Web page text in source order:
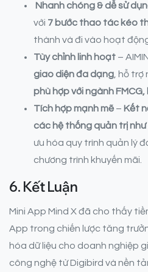
Nhanh chóng & dễ sử
với 7 bước thao tác kéo
thành và đi vào hoạt
Tùy chỉnh linh hoạt –
giao diện đa dạng, hỗ trợ
phù hợp với ngành FMCG,
Tích hợp mạnh mẽ – Kết
các hệ thống quản trị
ưu hóa quy trình quản lý
chương trình khuyến mãi.
6. Kết Luận
Mini App Mind X đã cho thấy
App trong chiến lược tăng
hóa dữ liệu cho doanh nghiệp
công nghệ từ Digibird và nền